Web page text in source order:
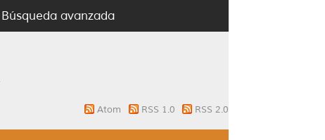
Búsqueda avanzada
Atom RSS 1.0 RSS 2.0